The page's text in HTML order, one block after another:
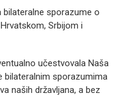
bilateralne sporazume o
Srbijom i
učestvovala Naša
bilateralnim sporazumima
naših državljana, a bez